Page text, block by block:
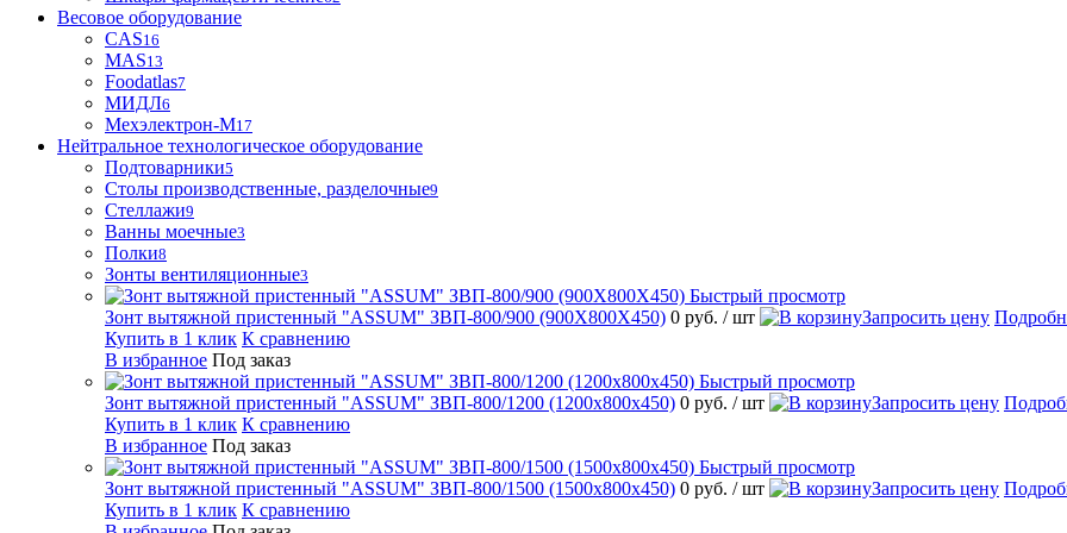
Весовое оборудование
CAS16
MAS13
Foodatlas7
МИДЛ6
Мехэлектрон-М17
Нейтральное технологическое оборудование
Подтоварники5
Столы производственные, разделочные9
Стеллажи9
Ванны моечные3
Полки8
Зонты вентиляционные3
Быстрый просмотр
Зонт вытяжной пристенный "ASSUM" ЗВП-800/900 (900Х800Х450) 0 руб. / шт Запросить цену
Купить в 1 клик К сравнению
В избранное Под заказ
Быстрый просмотр
Зонт вытяжной пристенный "ASSUM" ЗВП-800/1200 (1200х800х450) 0 руб. / шт Запросить цену
Купить в 1 клик К сравнению
В избранное Под заказ
Быстрый просмотр
Зонт вытяжной пристенный "ASSUM" ЗВП-800/1500 (1500х800х450) 0 руб. / шт Запросить цену
Купить в 1 клик К сравнению